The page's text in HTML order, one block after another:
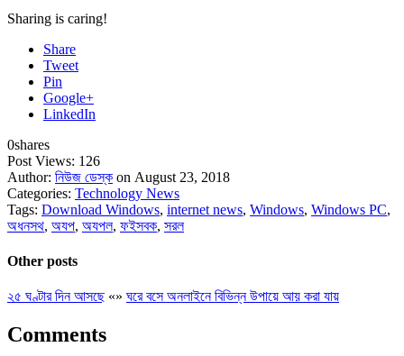
Sharing is caring!
Share
Tweet
Pin
Google+
LinkedIn
0shares
Post Views: 126
Author: নিউজ ডেস্ক on August 23, 2018
Categories: Technology News
Tags: Download Windows, internet news, Windows, Windows PC,
অধনসথ, অযপ, অযপল, ফইসবক, সরল
Other posts
২৫ ঘণ্টার দিন আসছে«» ঘরে বসে অনলাইনে বিভিন্ন উপায়ে আয় করা যায়
Comments